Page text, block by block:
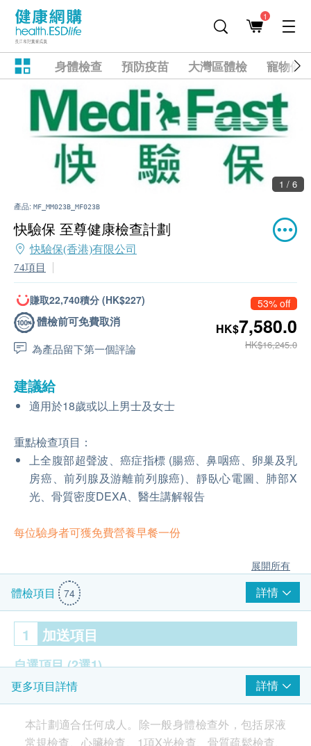
1
身體檢查 預防疫苗 大灣區體檢 寵物健
1 / 6
產品: MF_MM023B_MF023B
快驗保 至尊健康檢查計劃
快驗保(香港)有限公司
74項目
賺取22,740積分 (HK$227)
體檢前可免費取消
為產品留下第一個評論
53% off
HK$7,580.0
HK$16,245.0
建議給
適用於18歲或以上男士及女士
重點檢查項目：
上全腹部超聲波、癌症指標 (腸癌、鼻咽癌、卵巢及乳
房癌、前列腺及游離前列腺癌)、靜臥心電圖、肺部X
光、骨質密度DEXA、醫生講解報告
每位驗身者可獲免費營養早餐一份
展開所有
體檢項目 74 詳情
1 加送項目
自選項目(2選1)
肝纖維化指數評估組合
更多項目詳情 詳情
本計劃適合任何成人。除一般身體檢查外，包括尿液
常規檢查、心臟檢查、1項X光檢查、骨質疏鬆檢查、